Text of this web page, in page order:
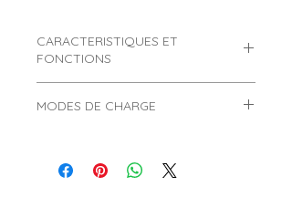
CARACTERISTIQUES ET
FONCTIONS
Référence :021877.
10 à 16 ans.
MODES DE CHARGE